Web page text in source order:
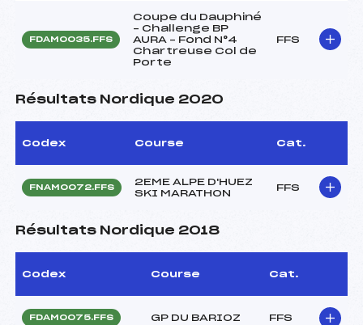
FDAM0035.FFS
Coupe du Dauphiné
– Challenge BP
AURA – Fond N°4
Chartreuse Col de
Porte
FFS
Résultats Nordique 2020
Codex Course Cat.
FNAM0072.FFS
2EME ALPE D'HUEZ
SKI MARATHON
FFS
Résultats Nordique 2018
Codex Course Cat.
FDAM0075.FFS GP DU BARIOZ FFS